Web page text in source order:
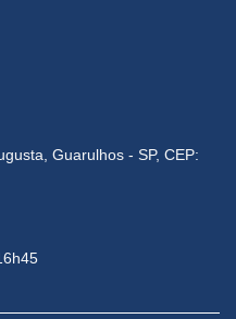
Guarulhos - SP, CEP: